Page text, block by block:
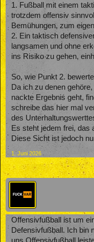
1. Fußball mit einem
trotzdem offensiv
Bemühungen, zum
2. Ein taktisch
langsamen und ohne
ins Risiko zu gehen,
So, wie Punkt 2.
Da ich zu denen
nackte Ergebnis geht,
schreibe das hier mal
des
Es steht jedem frei, das
Diese Sicht ist jedoch
1. Juni 2026
Offensivfußball ist um
Defensivfußball. Ich bin
uns Offensivfußball